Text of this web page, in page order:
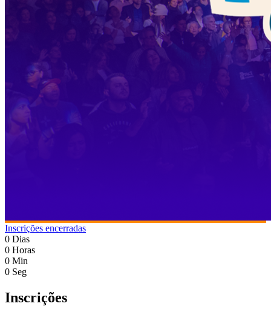
Inscrições encerradas
0 Dias
0 Horas
0 Min
0 Seg
Inscrições